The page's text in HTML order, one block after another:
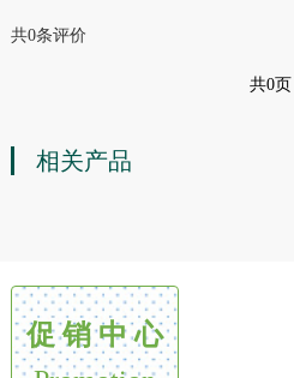
共0条评价
共0页
相关产品
促 销 中 心